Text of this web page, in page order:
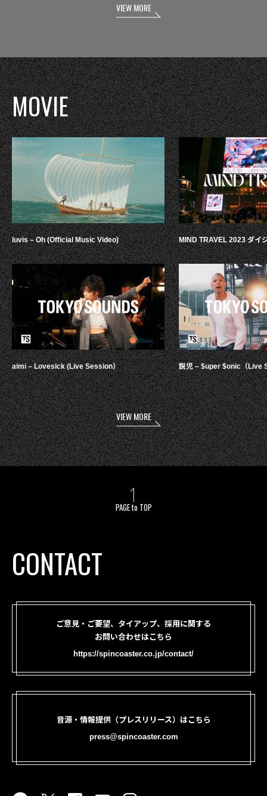
VIEW MORE
MOVIE
luvis – Oh (Official Music Video)
aimi – Lovesick (Live Session）
MIND TRAVEL 2023 ダイ
鋭児 – $uper $onic（Live
VIEW MORE
PAGE to TOP
CONTACT
ご意見・ご要望、タイアップ、採用に関する
お問い合わせはこちら
https://spincoaster.co.jp/contact/
音源・情報提供（プレスリリース）はこちら
press@spincoaster.com